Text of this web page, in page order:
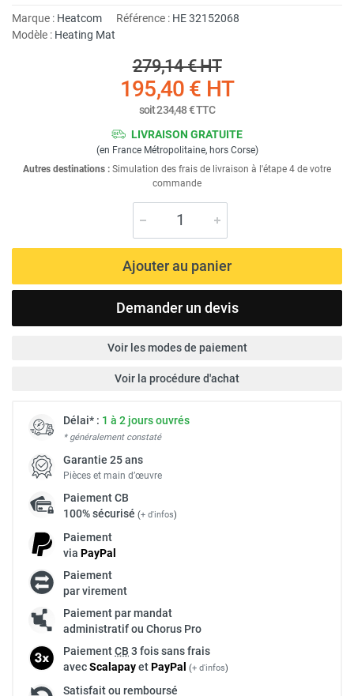
Marque : Heatcom Référence : HE 32152068
Modèle : Heating Mat
279,14 €HT
195,40 € HT
soit234,48 €TTC
LIVRAISON GRATUITE
(en France Métropolitaine, hors Corse)
Autres destinations : Simulation des frais de livraison à l'étape 4 de votre
commande
Ajouter au panier
Demander un devis
Voir les modes de paiement
Voir la procédure d'achat
Délai* : 1 à 2 jours ouvrés
* généralement constaté
Garantie 25 ans
Pièces et main d’œuvre
PaiementCB
100% sécurisé (+ d'infos)
Paiement
via PayPal
Paiement
par virement
Paiement par mandat
administratif ou Chorus Pro
PaiementCB 3 fois sans frais
avecScalapayetPayPal (+ d'infos)
Satisfait ou remboursé